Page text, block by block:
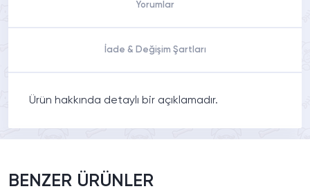
Yorumlar
İade & Değişim Şartları
Ürün hakkında detaylı bir açıklamadır.
BENZER ÜRÜNLER